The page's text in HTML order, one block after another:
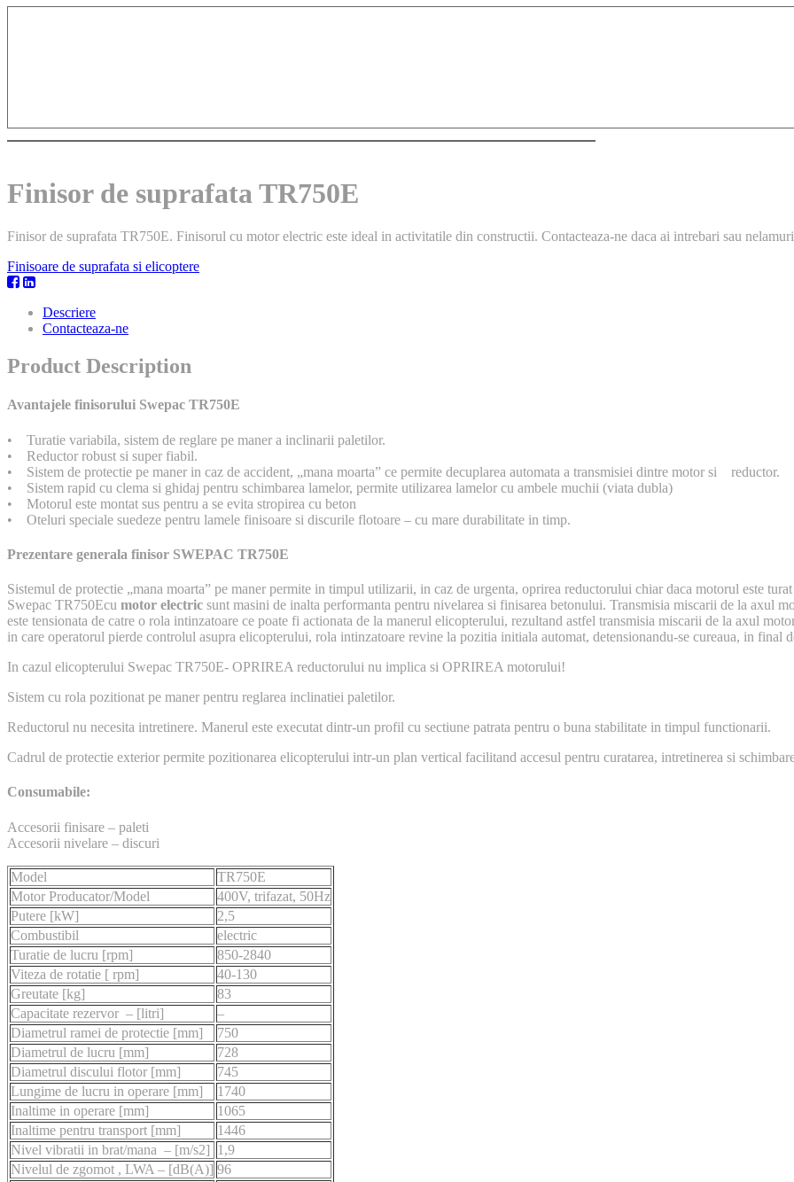
Finisor de suprafata TR750E
Finisor de suprafata TR750E. Finisorul cu motor electric este ideal in activitatile din constructii. Contacteaza-ne daca ai intrebari sau
Finisoare de suprafata si elicoptere
Descriere
Contacteaza-ne
Product Description
Avantajele finisorului Swepac TR750E
• Turatie variabila, sistem de reglare pe maner a inclinarii paletilor.
• Reductor robust si super fiabil.
• Sistem de protectie pe maner in caz de accident, „mana moarta” ce permite decuplarea automata a transmisiei dintre motor si reductor.
• Sistem rapid cu clema si ghidaj pentru schimbarea lamelor, permite utilizarea lamelor cu ambele muchii (viata dubla)
• Motorul este montat sus pentru a se evita stropirea cu beton
• Oteluri speciale suedeze pentru lamele finisoare si discurile flotoare – cu mare durabilitate in timp.
Prezentare generala finisor SWEPAC TR750E
Sistemul de protectie „mana moarta” pe maner permite in timpul utilizarii, in caz de urgenta, oprirea reductorului chiar daca motorul este
Swepac TR750Ecu motor electric sunt masini de inalta performanta pentru nivelarea si finisarea betonului. Transmisia miscarii de la axul
este tensionata de catre o rola intinzatoare ce poate fi actionata de la manerul elicopterului, rezultand astfel transmisia miscarii de la axul
in care operatorul pierde controlul asupra elicopterului, rola intinzatoare revine la pozitia initiala automat, detensionandu-se cureaua, in final
In cazul elicopterului Swepac TR750E- OPRIREA reductorului nu implica si OPRIREA motorului!
Sistem cu rola pozitionat pe maner pentru reglarea inclinatiei paletilor.
Reductorul nu necesita intretinere. Manerul este executat dintr-un profil cu sectiune patrata pentru o buna stabilitate in timpul functionarii.
Cadrul de protectie exterior permite pozitionarea elicopterului intr-un plan vertical facilitand accesul pentru curatarea, intretinerea si
Consumabile:
Accesorii finisare – paleti
Accesorii nivelare – discuri
Model
TR750E
Motor Producator/Model
400V, trifazat, 50Hz
Putere [kW]
2,5
Combustibil
electric
Turatie de lucru [rpm]
850-2840
Viteza de rotatie [ rpm]
40-130
Greutate [kg]
83
Capacitate rezervor – [litri]
–
Diametrul ramei de protectie [mm]
750
Diametrul de lucru [mm]
728
Diametrul discului flotor [mm]
745
Lungime de lucru in operare [mm]
1740
Inaltime in operare [mm]
1065
Inaltime pentru transport [mm]
1446
Nivel vibratii in brat/mana – [m/s2] 1,9
Nivelul de zgomot , LWA – [dB(A)] 96